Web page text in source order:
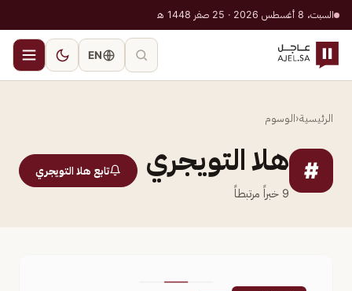
السبت، 8 أغسطس 2026 · 25 صفر 1448 هـ
EN
الرئيسية‹الوسوم
# هلا التويجري
9 خبراً مرتبطاً
تابع هلا التويجري